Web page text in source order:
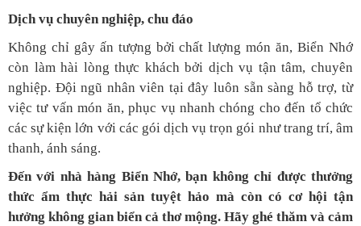
Dịch vụ chuyên nghiệp, chu đáo
Không chỉ gây ấn tượng bởi chất lượng món ăn, Biển Nhớ
còn làm hài lòng thực khách bởi dịch vụ tận tâm, chuyên
nghiệp. Đội ngũ nhân viên tại đây luôn sẵn sàng hỗ trợ, từ
việc tư vấn món ăn, phục vụ nhanh chóng cho đến tổ chức
các sự kiện lớn với các gói dịch vụ trọn gói như trang trí, âm
thanh, ánh sáng.
Đến với nhà hàng Biển Nhớ, bạn không chỉ được thưởng
thức ẩm thực hải sản tuyệt hảo mà còn có cơ hội tận
hưởng không gian biển cả thơ mộng. Hãy ghé thăm và cảm